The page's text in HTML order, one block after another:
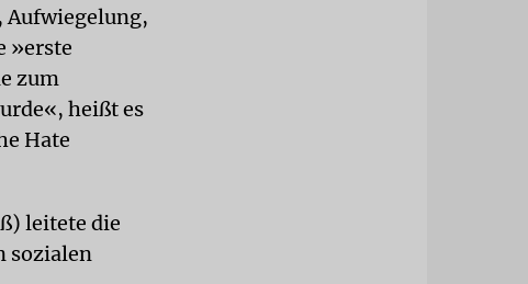
Aufwiegelung,
»erste
zum
heißt es
Hate
leitete die
sozialen